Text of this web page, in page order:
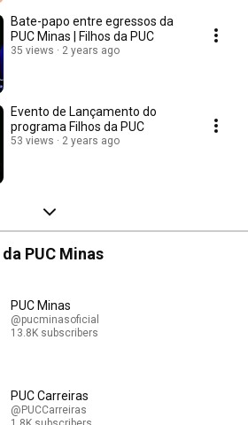
Bate-papo entre egressos da
PUC Minas | Filhos da PUC
35 views 2 years ago
Evento de Lançamento do
programa Filhos da PUC
53 views 2 years ago
PUC Minas
PUC Minas
@pucminasoficial
13.8K subscribers
PUC Carreiras
@PUCCarreiras